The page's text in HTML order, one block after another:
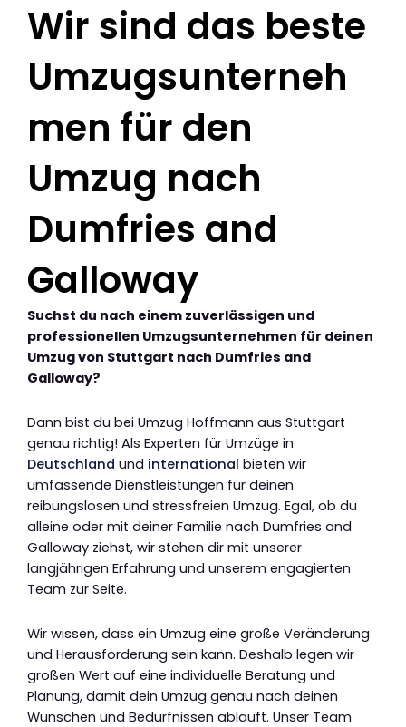
Wir sind das beste
Umzugsunterneh
men für den
Umzug nach
Dumfries and
Galloway
Suchst du nach einem zuverlässigen und
professionellen Umzugsunternehmen für deinen
Umzug von Stuttgart nach Dumfries and
Galloway?
Dann bist du bei Umzug Hoffmann aus Stuttgart
genau richtig! Als Experten für Umzüge in
Deutschland und international bieten wir
umfassende Dienstleistungen für deinen
reibungslosen und stressfreien Umzug. Egal, ob du
alleine oder mit deiner Familie nach Dumfries and
Galloway ziehst, wir stehen dir mit unserer
langjährigen Erfahrung und unserem engagierten
Team zur Seite.
Wir wissen, dass ein Umzug eine große Veränderung
und Herausforderung sein kann. Deshalb legen wir
großen Wert auf eine individuelle Beratung und
Planung, damit dein Umzug genau nach deinen
Wünschen und Bedürfnissen abläuft. Unser Team